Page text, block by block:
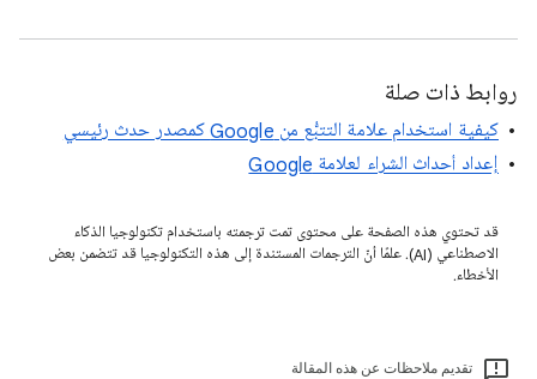
روابط ذات صلة
كيفية استخدام علامة التتبُّع من Google كمصدر حدث رئيسي
إعداد أحداث الشراء لعلامة Google
قد تحتوي هذه الصفحة على محتوى تمت ترجمته باستخدام تكنولوجيا الذكاء
الاصطناعي (AI). علمًا أنّ الترجمات المستندة إلى هذه التكنولوجيا قد تتضمن بعض
الأخطاء.
تقديم ملاحظات عن هذه المقالة